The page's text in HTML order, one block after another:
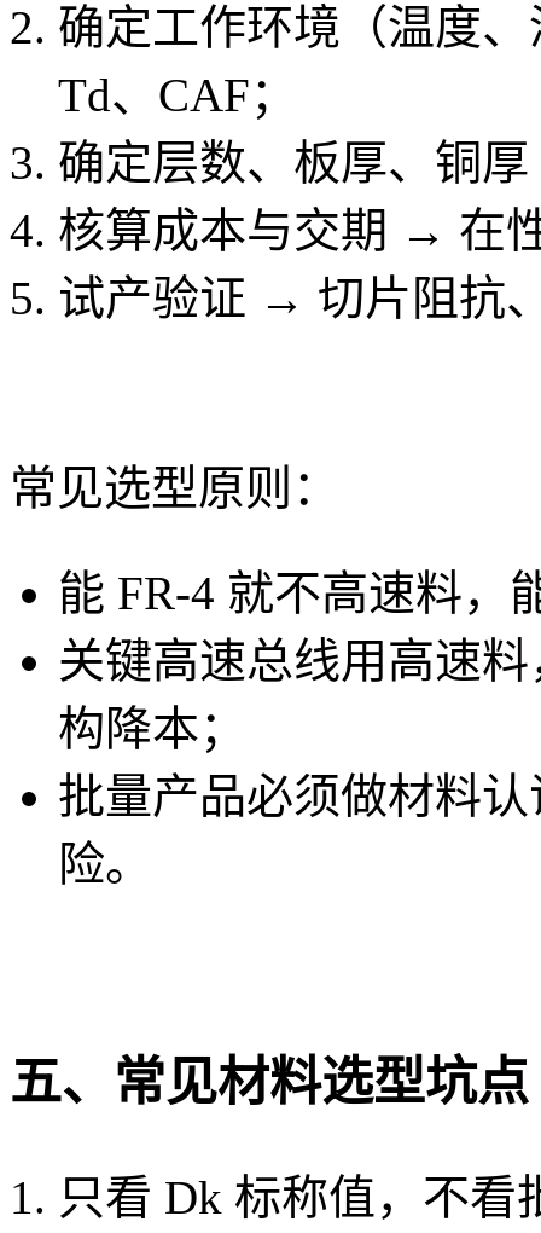
确定工作环境（温度
Td、CAF；
确定层数、板厚、铜
核算成本与交期 → 在
试产验证 → 切片阻抗
常见选型原则：
能 FR-4 就不高速料，
关键高速总线用高速
构降本；
批量产品必须做材料
险。
五、常见材料选型坑点
只看 Dk 标称值，不